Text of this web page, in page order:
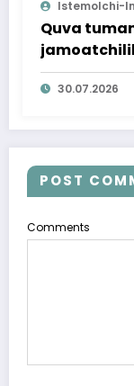
Istemolchi-
Quva
o‘rganildi
30.07.2026
POST
Comments